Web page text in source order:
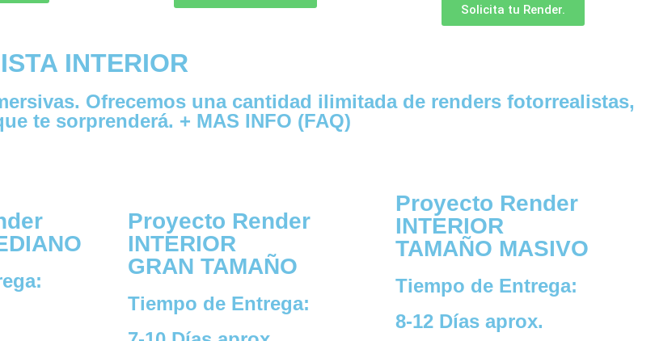
Solicita tu Render.
INTERIOR
Ofrecemos una cantidad ilimitada de renders fotorrealistas,
te sorprenderá. + MAS INFO (FAQ)
Proyecto Render
INTERIOR
GRAN TAMAÑO
Tiempo de Entrega:
Proyecto Render
INTERIOR
TAMAÑO MASIVO
Tiempo de Entrega:
8-12 Días aprox.